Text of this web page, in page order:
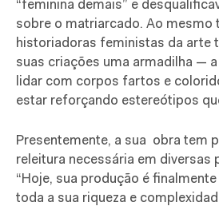
“feminina demais” e
sobre o matriarcado. Ao mesmo
historiadoras feministas da arte
suas criações uma armadilha —
lidar com corpos fartos e
estar reforçando estereótipos
Presentemente, a sua obra tem
releitura necessária em diversas
“Hoje, sua produção é
toda a sua riqueza e